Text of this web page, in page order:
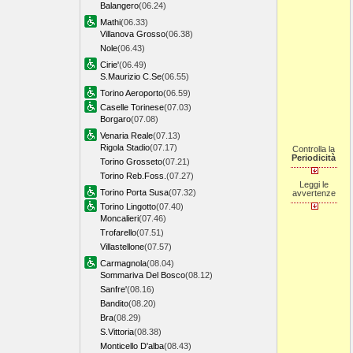
Balangero(06.24)
Mathi(06.33)
Villanova Grosso(06.38)
Nole(06.43)
Cirie'(06.49)
S.Maurizio C.Se(06.55)
Torino Aeroporto(06.59)
Caselle Torinese(07.03)
Borgaro(07.08)
Venaria Reale(07.13)
Rigola Stadio(07.17)
Torino Grosseto(07.21)
Torino Reb.Foss. (07.27)
Torino Porta Susa(07.32)
Torino Lingotto(07.40)
Moncalieri(07.46)
Trofarello(07.51)
Villastellone(07.57)
Carmagnola(08.04)
Sommariva Del Bosco(08.12)
Sanfre'(08.16)
Bandito(08.20)
Bra(08.29)
S.Vittoria(08.38)
Monticello D'alba(08.43)
Controlla la
Periodicità
Leggi le
avvertenze